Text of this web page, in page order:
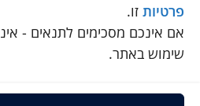
פרטיות זו.
אם אינכם מסכימים לתנאים -
שימוש באתר.
הכחול 10 א.ת, כנות
pini.mixum@gmail.com